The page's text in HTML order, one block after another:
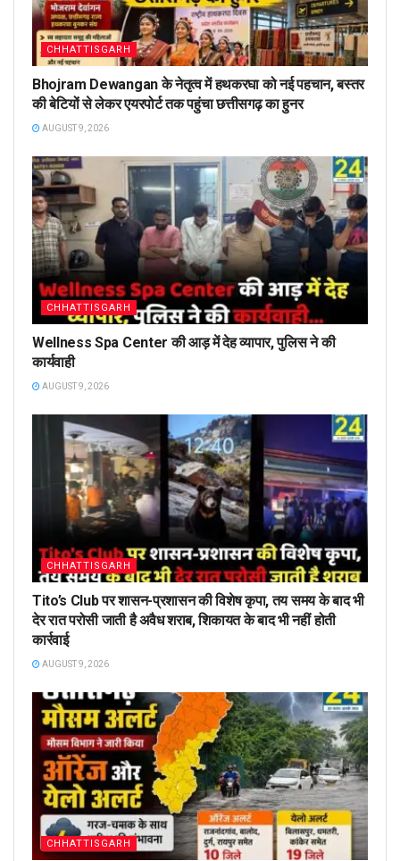
CHHATTISGARH
Bhojram Dewangan के नेतृत्व में हथकरघा को नई पहचान, बस्तर
की बेटियों से लेकर एयरपोर्ट तक पहुंचा छत्तीसगढ़ का हुनर
AUGUST 9, 2026
CHHATTISGARH
Wellness Spa Center की आड़ में देह व्यापार, पुलिस ने की
कार्यवाही
AUGUST 9, 2026
CHHATTISGARH
Tito’s Club पर शासन-प्रशासन की विशेष कृपा, तय समय के बाद भी
देर रात परोसी जाती है अवैध शराब, शिकायत के बाद भी नहीं होती
कार्रवाई
AUGUST 9, 2026
CHHATTISGARH